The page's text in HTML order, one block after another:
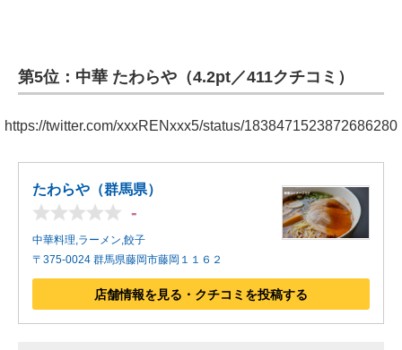
第5位：中華 たわらや（4.2pt／411クチコミ）
https://twitter.com/xxxRENxxx5/status/1838471523872686280
たわらや（群馬県）
-
中華料理,ラーメン,餃子
〒375-0024 群馬県藤岡市藤岡１１６２
店舗情報を見る・クチコミを投稿する